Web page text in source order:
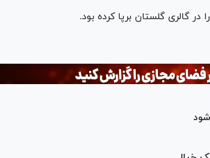
گالری گلستان برپا کرده بود.